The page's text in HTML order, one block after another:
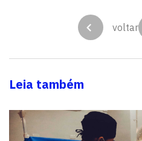
voltar
Leia também